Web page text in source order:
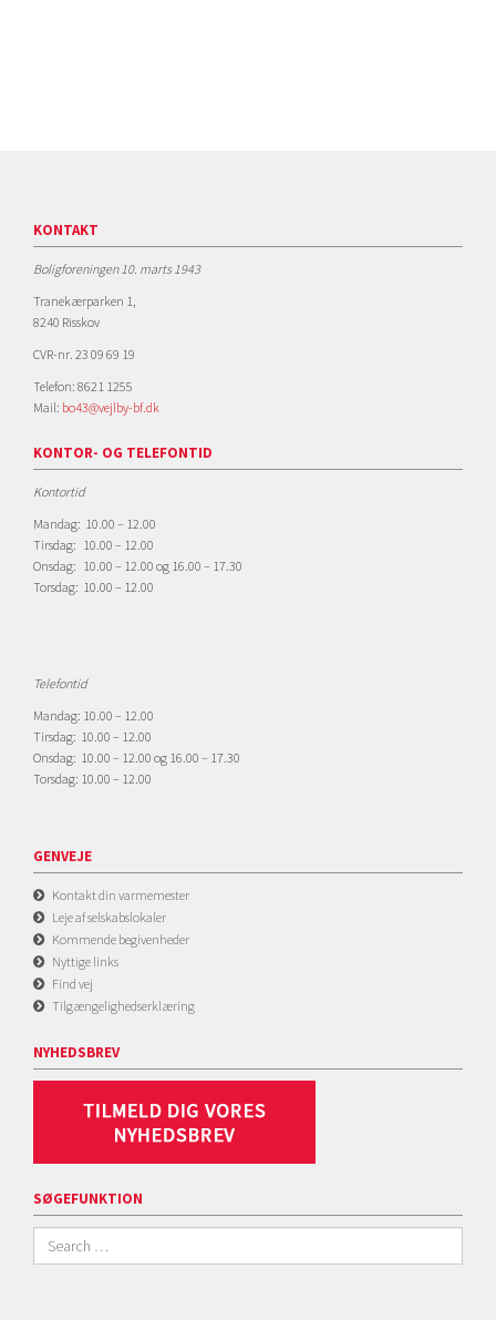
KONTAKT
Boligforeningen 10. marts 1943
Tranekærparken 1,
8240 Risskov
CVR-nr. 23 09 69 19
Telefon: 8621 1255
Mail: bo43@vejlby-bf.dk
KONTOR- OG TELEFONTID
Kontortid
Mandag: 10.00 – 12.00
Tirsdag: 10.00 – 12.00
Onsdag: 10.00 – 12.00 og 16.00 – 17.30
Torsdag: 10.00 – 12.00
Telefontid
Mandag: 10.00 – 12.00
Tirsdag: 10.00 – 12.00
Onsdag: 10.00 – 12.00 og 16.00 – 17.30
Torsdag: 10.00 – 12.00
GENVEJE
Kontakt din varmemester
Leje af selskabslokaler
Kommende begivenheder
Nyttige links
Find vej
Tilgængelighedserklæring
NYHEDSBREV
SØGEFUNKTION